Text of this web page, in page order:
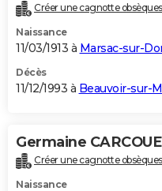
Créer une cagnotte obsèques
Naissance
11/03/1913 à Marsac-sur-
Décès
11/12/1993 à Beauvoir-sur-
Germaine
Créer une cagnotte obsèques
Naissance